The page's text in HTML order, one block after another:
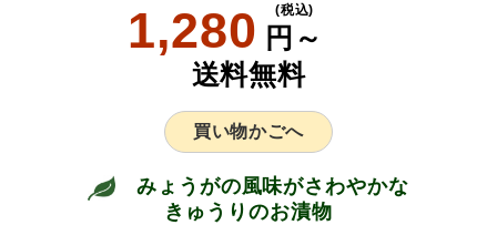
1,280 円～
(税込)
送料無料
買い物かごへ
みょうがの風味がさわやかな
きゅうりのお漬物